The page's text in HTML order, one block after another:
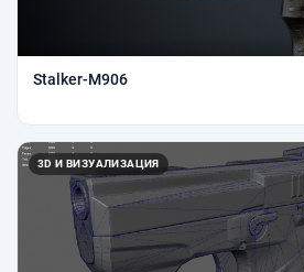
Stalker-M906
3D И ВИЗУАЛИЗАЦИЯ